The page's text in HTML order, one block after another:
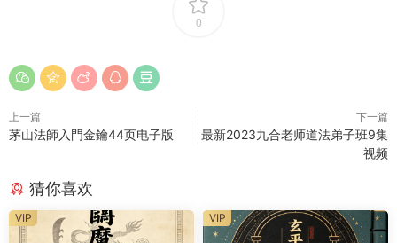
0
上一篇
茅山法師入門金鑰44页电子版
下一篇
最新2023九合老师道法弟子班9集
视频
猜你喜欢
VIP VIP